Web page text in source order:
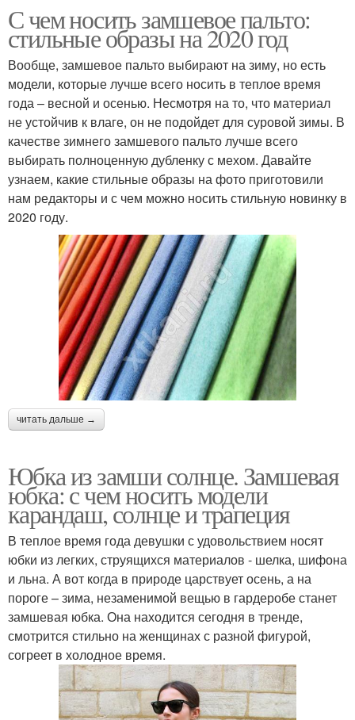
С чем носить замшевое пальто:
стильные образы на 2020 год
Вообще, замшевое пальто выбирают на зиму, но есть
модели, которые лучше всего носить в теплое время
года – весной и осенью. Несмотря на то, что материал
не устойчив к влаге, он не подойдет для суровой зимы. В
качестве зимнего замшевого пальто лучше всего
выбирать полноценную дубленку с мехом. Давайте
узнаем, какие стильные образы на фото приготовили
нам редакторы и с чем можно носить стильную новинку в
2020 году.
читать дальше →
Юбка из замши солнце. Замшевая
юбка: с чем носить модели
карандаш, солнце и трапеция
В теплое время года девушки с удовольствием носят
юбки из легких, струящихся материалов - шелка, шифона
и льна. А вот когда в природе царствует осень, а на
пороге – зима, незаменимой вещью в гардеробе станет
замшевая юбка. Она находится сегодня в тренде,
смотрится стильно на женщинах с разной фигурой,
согреет в холодное время.